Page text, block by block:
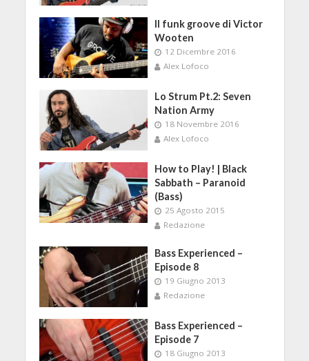
Il funk groove di Victor
Wooten
12 Dicembre 2016
Alex Lofoco
Lo Strum Pt.2: Seven
Nation Army
18 Novembre 2016
Alex Lofoco
How to Play! | Black
Sabbath – Paranoid
(Bass)
25 Agosto 2015
Redazione
Bass Experienced –
Episode 8
19 Giugno 2013
Redazione
Bass Experienced –
Episode 7
18 Giugno 2013